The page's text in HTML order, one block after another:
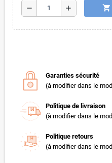
remove add shopping_cart
Garanties sécurité
(à modifier dans le
Politique de livraison
(à modifier dans le
Politique retours
(à modifier dans le